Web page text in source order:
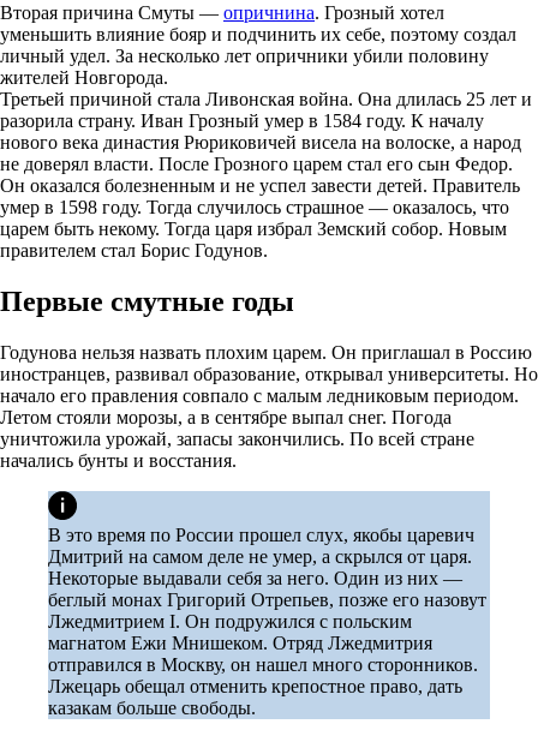
Вторая причина Смуты — опричнина. Грозный хотел
уменьшить влияние бояр и подчинить их себе, поэтому создал
личный удел. За несколько лет опричники убили половину
жителей Новгорода.
Третьей причиной стала Ливонская война. Она длилась 25 лет и
разорила страну. Иван Грозный умер в 1584 году. К началу
нового века династия Рюриковичей висела на волоске, а народ
не доверял власти. После Грозного царем стал его сын Федор.
Он оказался болезненным и не успел завести детей. Правитель
умер в 1598 году. Тогда случилось страшное — оказалось, что
царем быть некому. Тогда царя избрал Земский собор. Новым
правителем стал Борис Годунов.
Первые смутные годы
Годунова нельзя назвать плохим царем. Он приглашал в Россию
иностранцев, развивал образование, открывал университеты. Но
начало его правления совпало с малым ледниковым периодом.
Летом стояли морозы, а в сентябре выпал снег. Погода
уничтожила урожай, запасы закончились. По всей стране
начались бунты и восстания.
В это время по России прошел слух, якобы царевич
Дмитрий на самом деле не умер, а скрылся от царя.
Некоторые выдавали себя за него. Один из них —
беглый монах Григорий Отрепьев, позже его назовут
Лжедмитрием I. Он подружился с польским
магнатом Ежи Мнишеком. Отряд Лжедмитрия
отправился в Москву, он нашел много сторонников.
Лжецарь обещал отменить крепостное право, дать
казакам больше свободы.